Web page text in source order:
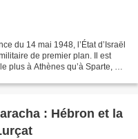
du 14 mai 1948, l’État d’Israël
de premier plan. Il est
plus à Athènes qu’à Sparte, en
: Hébron et la